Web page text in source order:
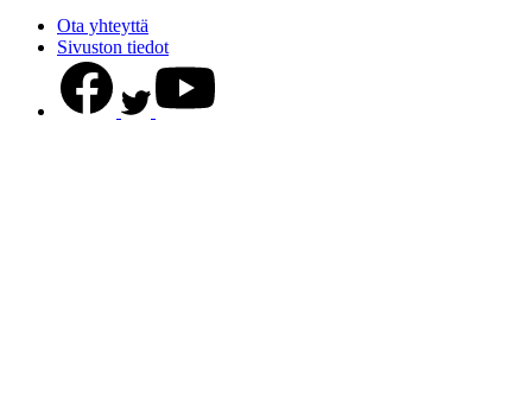
Ota yhteyttä
Sivuston tiedot